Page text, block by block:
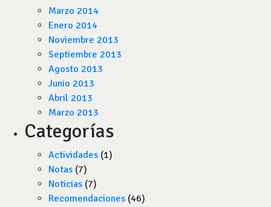
Marzo 2014
Enero 2014
Noviembre 2013
Septiembre 2013
Agosto 2013
Junio 2013
Abril 2013
Marzo 2013
Categorías
Actividades (1)
Notas (7)
Noticias (7)
Recomendaciones (46)